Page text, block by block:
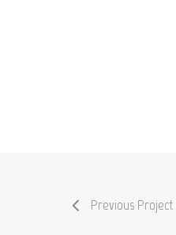
Previous Project